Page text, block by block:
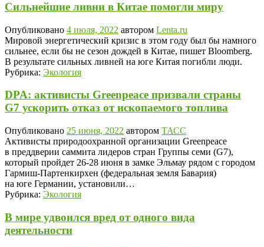
Сильнейшие ливни в Китае помогли миру
Опубликовано 4 июля, 2022 автором Lenta.ru
Мировой энергетический кризис в этом году был бы намного
сильнее, если бы не сезон дождей в Китае, пишет Bloomberg.
В результате сильных ливней на юге Китая погибли люди.
Рубрика: Экология
DPA: активисты Greenpeace призвали страны
G7 ускорить отказ от ископаемого топлива
Опубликовано 25 июня, 2022 автором ТАСС
Активисты природоохранной организации Greenpeace
в преддверии саммита лидеров стран Группы семи (G7),
который пройдет 26-28 июня в замке Эльмау рядом с городом
Гармиш-Партенкирхен (федеральная земля Бавария)
на юге Германии, установили…
Рубрика: Экология
В мире удвоился вред от одного вида
деятельности